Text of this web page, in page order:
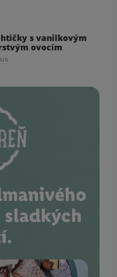
s vanilkovým
ovocím
sladkých